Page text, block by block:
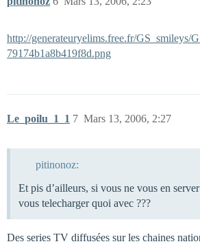
http://generateuryelims.free.fr/GS_smileys/
79174b1a8b419f8d.png
Le_poilu_1_1 Mars 13, 2006, 2:27
7
pitinonoz:
Et pis d’ailleurs, si vous ne vous en
vous telecharger quoi avec ???
Des series TV diffusées sur les chaines